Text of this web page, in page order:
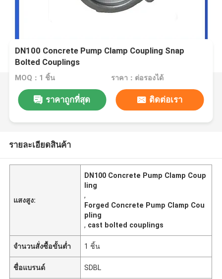
DN100 Concrete Pump Clamp Coupling Snap
Bolted Couplings
MOQ：1 ชิ้น ราคา：ต่อรองได้
ราคาถูกที่สุด ติดต่อเรา
รายละเอียดสินค้า
แสงสูง:
DN100 Concrete Pump Clamp Coup
ling
,
Forged Concrete Pump Clamp Cou
pling
, cast bolted couplings
จำนวนสั่งซื้อขั้นต่ำ 1 ชิ้น
ชื่อแบรนด์ SDBL